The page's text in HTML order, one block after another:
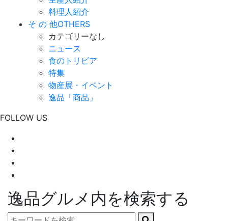
料理人紹介
そ の 他OTHERS
カテゴリーなし
ニュース
食のトリビア
特集
物産展・イベント
逸品「商品」
FOLLOW US
逸品グルメ内を検索する